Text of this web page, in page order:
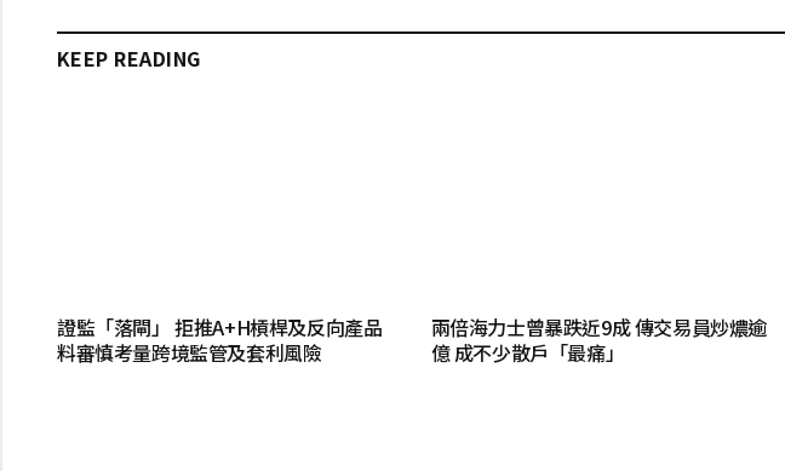
KEEP READING
證監「落閘」 拒推A+H槓桿及反向產品
料審慎考量跨境監管及套利風險
兩倍海力士曾暴跌近9成 傳交易員炒燶逾
億 成不少散戶「最痛」